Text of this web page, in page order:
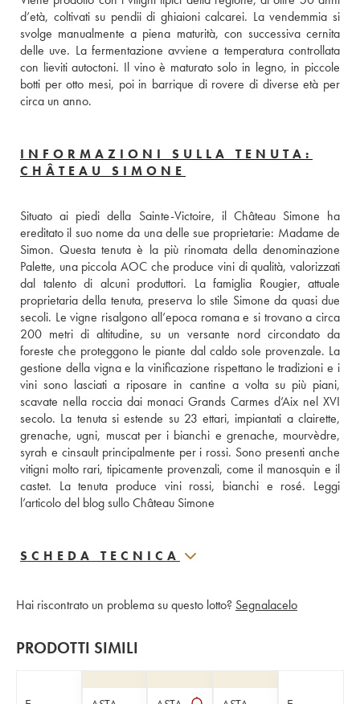
d’età, coltivati su pendii di ghiaioni calcarei. La vendemmia si
svolge manualmente a piena maturità, con successiva cernita
delle uve. La fermentazione avviene a temperatura controllata
con lieviti autoctoni. Il vino è maturato solo in legno, in piccole
botti per otto mesi, poi in barrique di rovere di diverse età per
circa un anno.
INFORMAZIONI SULLA TENUTA:
CHÂTEAU SIMONE
Situato ai piedi della Sainte-Victoire, il Château Simone ha
ereditato il suo nome da una delle sue proprietarie: Madame de
Simon. Questa tenuta è la più rinomata della denominazione
Palette, una piccola AOC che produce vini di qualità, valorizzati
dal talento di alcuni produttori. La famiglia Rougier, attuale
proprietaria della tenuta, preserva lo stile Simone da quasi due
secoli. Le vigne risalgono all’epoca romana e si trovano a circa
200 metri di altitudine, su un versante nord circondato da
foreste che proteggono le piante dal caldo sole provenzale. La
gestione della vigna e la vinificazione rispettano le tradizioni e i
vini sono lasciati a riposare in cantine a volta su più piani,
scavate nella roccia dai monaci Grands Carmes d’Aix nel XVI
secolo. La tenuta si estende su 23 ettari, impiantati a clairette,
grenache, ugni, muscat per i bianchi e grenache, mourvèdre,
syrah e cinsault principalmente per i rossi. Sono presenti anche
vitigni molto rari, tipicamente provenzali, come il manosquin e il
castet. La tenuta produce vini rossi, bianchi e rosé. Leggi
l’articolo del blog sullo Château Simone
SCHEDA TECNICA
Hai riscontrato un problema su questo lotto? Segnalacelo
PRODOTTI SIMILI